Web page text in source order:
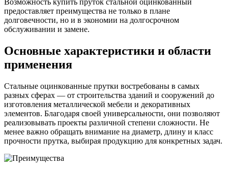
латунная
Шина
медная
(пруток)
медный
Труба
медная
Круг
бронзовый
(пруток)
Олово,
Фитинги
резьбовые
чугунные
Хомуты
стальные
Труба ВГП
БУ металл
БУ трубы
Хомуты
предоставляет преимущества не только в плане
долговечности, но и в экономии на долгосрочном
обслуживании и замене.
Основные характеристики и области
применения
Стальные оцинкованные прутки востребованы в самых
разных сферах — от строительства зданий и сооружений до
изготовления металлической мебели и декоративных
элементов. Благодаря своей универсальности, они позволяют
реализовывать проекты различной степени сложности. Не
менее важно обращать внимание на диаметр, длину и класс
прочности прутка, выбирая продукцию для конкретных задач.